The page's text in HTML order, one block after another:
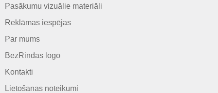
Pasākumu vizuālie materiāli
Reklāmas iespējas
Par mums
BezRindas logo
Kontakti
Lietošanas noteikumi